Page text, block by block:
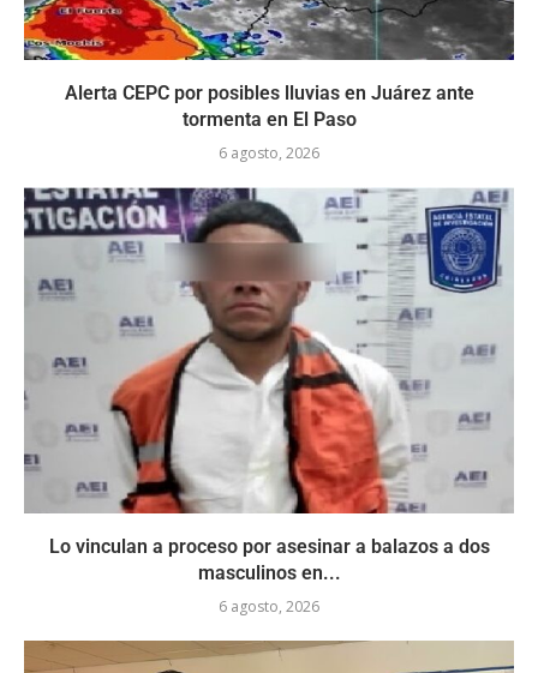
Alerta CEPC por posibles lluvias en Juárez ante
tormenta en El Paso
6 agosto, 2026
Lo vinculan a proceso por asesinar a balazos a dos
masculinos en...
6 agosto, 2026